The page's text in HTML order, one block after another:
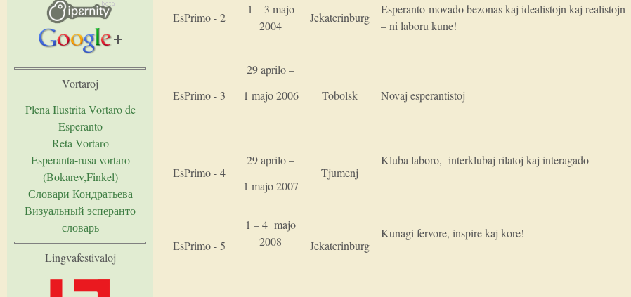
EsPrimo - 2
1 – 3 majo
2004
Jekaterinburg
Esperanto-movado bezonas kaj idealistojn kaj realistojn
– ni laboru kune!
EsPrimo - 3
29 aprilo –
1 majo 2006
Tobolsk Novaj esperantistoj
EsPrimo - 4
29 aprilo –
1 majo 2007
Tjumenj
Kluba laboro, interklubaj rilatoj kaj interagado
EsPrimo - 5
1 – 4 majo
2008
Jekaterinburg
Kunagi fervore, inspire kaj kore!
Vortaroj
Plena Ilustrita Vortaro de
Esperanto
Reta Vortaro
Esperanta-rusa vortaro
(Bokarev,Finkel)
Словари Кондратьева
Визуальный эсперанто
словарь
Lingvafestivaloj